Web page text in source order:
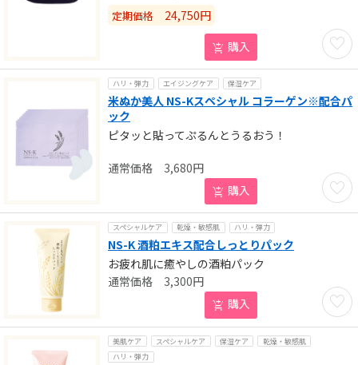
お気
定期価格 24,750円
購入
ハリ・弾力 エイジングケア 保湿ケア
米ぬか美人 NS-Kスペシャル コラーゲン※配合パ
ック
ピタッと貼ってぷるんとうるおう！
お気
3,680円
購入
スペシャルケア 乾燥・敏感肌 ハリ・弾力
NS-K 酒粕エキス配合しっとりパック
お疲れ肌に癒やしの酒粕パック
お気
3,300円
購入
美肌ケア スペシャルケア 保湿ケア
乾燥・敏感肌
ハリ・弾力